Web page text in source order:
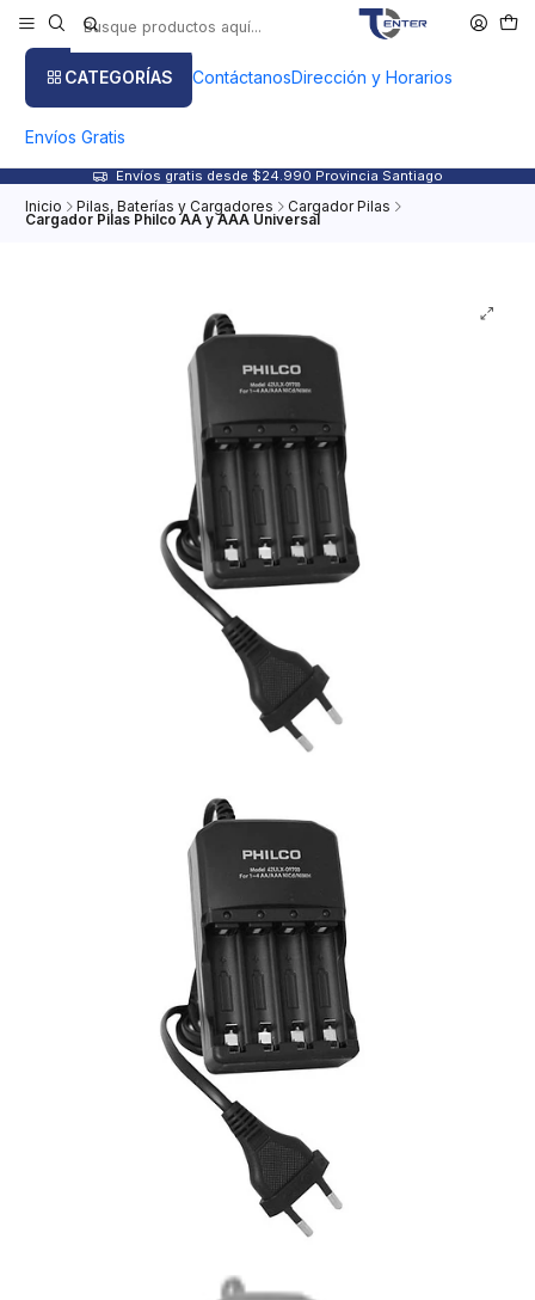
CATEGORÍAS ContáctanosDirección y Horarios
Envíos Gratis
Envíos gratis desde $24.990 Provincia Santiago
Inicio Pilas, Baterías y Cargadores Cargador Pilas
Cargador Pilas Philco AA y AAA Universal